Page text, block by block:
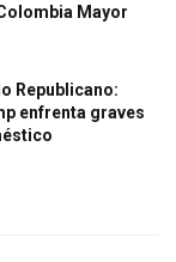
Mayor
Republicano:
enfrenta graves